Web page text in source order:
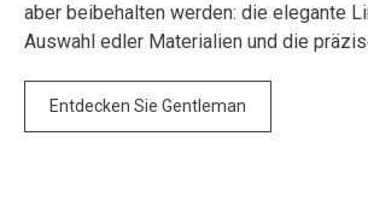
aber beibehalten werden: die elegante
Auswahl edler Materialien und die
Entdecken Sie Gentleman